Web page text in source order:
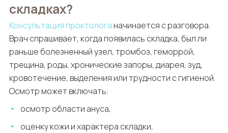
складках?
Консультация проктолога начинается с разговора.
Врач спрашивает, когда появилась складка, был ли
раньше болезненный узел, тромбоз, геморрой,
трещина, роды, хронические запоры, диарея, зуд,
кровотечение, выделения или трудности с гигиеной.
Осмотр может включать:
осмотр области ануса,
оценку кожи и характера складки,